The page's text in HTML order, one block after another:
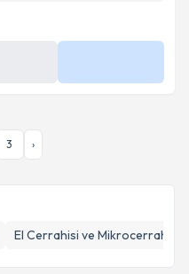
El Cerrahisi ve Mikrocerrahi
3 ›